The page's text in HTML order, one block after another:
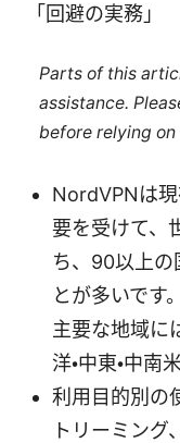
「回避の実務」
Parts of this
assistance.
before relying on
NordVPNは
要を受けて、
ち、90以上の
とが多いです
主要な地域に
洋・中東・中南
利用目的別の
トリーミング